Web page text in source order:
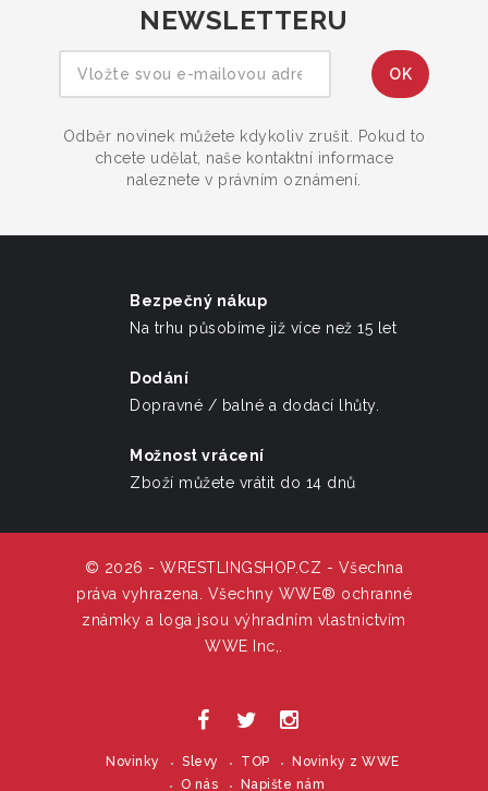
NEWSLETTERU
Odběr novinek můžete kdykoliv zrušit. Pokud to
chcete udělat, naše kontaktní informace
naleznete v právním oznámení.
Bezpečný nákup
Na trhu působíme již více než 15 let
Dodání
Dopravné / balné a dodací lhůty.
Možnost vrácení
Zboží můžete vrátit do 14 dnů
© 2026 - WRESTLINGSHOP.CZ - Všechna
práva vyhrazena. Všechny WWE® ochranné
známky a loga jsou výhradním vlastnictvím
WWE Inc,.
Novinky Slevy TOP
Novinky z WWE
O nás
Napište nám